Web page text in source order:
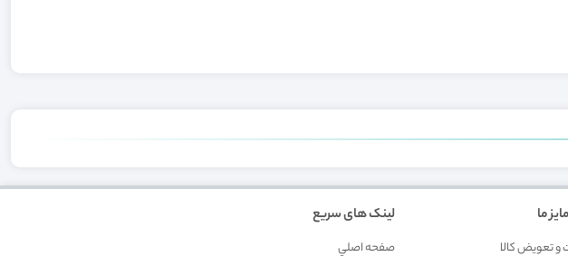
ما
و تعويض کالا
لینک های سریع
صفحه اصلي